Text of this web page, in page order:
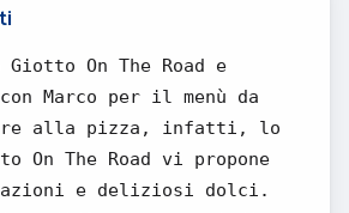
On The Road e
Marco per il menù da
alla pizza, infatti, lo
On The Road vi propone
e deliziosi dolci.